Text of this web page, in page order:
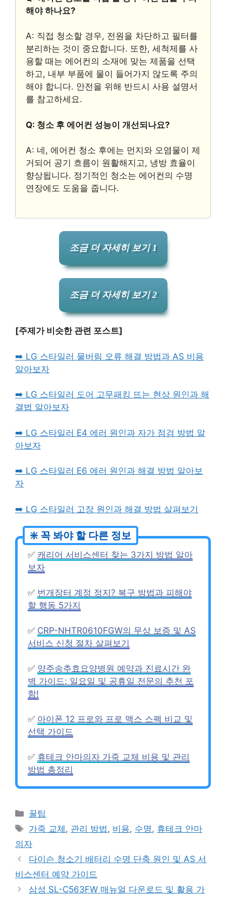
해야 하나요?
A: 직접 청소할 경우, 전원을 차단하고 필터를
분리하는 것이 중요합니다. 또한, 세척제를 사
용할 때는 에어컨의 소재에 맞는 제품을 선택
하고, 내부 부품에 물이 들어가지 않도록 주의
해야 합니다. 안전을 위해 반드시 사용 설명서
를 참고하세요.
Q: 청소 후 에어컨 성능이 개선되나요?
A: 네, 에어컨 청소 후에는 먼지와 오염물이 제
거되어 공기 흐름이 원활해지고, 냉방 효율이
향상됩니다. 정기적인 청소는 에어컨의 수명
연장에도 도움을 줍니다.
조금 더 자세히 보기 1
조금 더 자세히 보기 2
[주제가 비슷한 관련 포스트]
➡️ LG 스타일러 물버림 오류 해결 방법과 AS 비용
알아보자
➡️ LG 스타일러 도어 고무패킹 뜨는 현상 원인과 해
결법 알아보자
➡️ LG 스타일러 E4 에러 원인과 자가 점검 방법 알
아보자
➡️ LG 스타일러 E6 에러 원인과 해결 방법 알아보
자
➡️ LG 스타일러 고장 원인과 해결 방법 살펴보기
✅ 캐리어 서비스센터 찾는 3가지 방법 알아
보자
✅ 번개장터 계정 정지? 복구 방법과 피해야
할 행동 5가지
✅ CRP-NHTR0610FGW의 무상 보증 및 AS
서비스 신청 절차 살펴보기
✅ 양주송추효요양병원 예약과 진료시간 완
벽 가이드: 일요일 및 공휴일 전문의 추천 포
함!
✅ 아이폰 12 프로와 프로 맥스 스펙 비교 및
선택 가이드
✅ 휴테크 안마의자 가죽 교체 비용 및 관리
방법 총정리
카
테
고
리
꿀팁
태
그
가죽 교체 , 관리 방법 , 비용, 수명 , 휴테크 안마
의자
다이슨 청소기 배터리 수명 단축 원인 및 AS 서
비스센터 예약 가이드
삼성 SL-C563FW 매뉴얼 다운로드 및 활용 가